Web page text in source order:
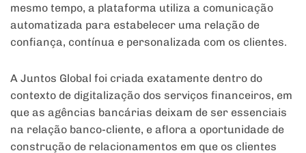
mesmo tempo, a plataforma utiliza a comunicação
automatizada para estabelecer uma relação de
confiança, contínua e personalizada com os clientes.
A Juntos Global foi criada exatamente dentro do
contexto de digitalização dos serviços financeiros, em
que as agências bancárias deixam de ser essenciais
na relação banco-cliente, e aflora a oportunidade de
construção de relacionamentos em que os clientes